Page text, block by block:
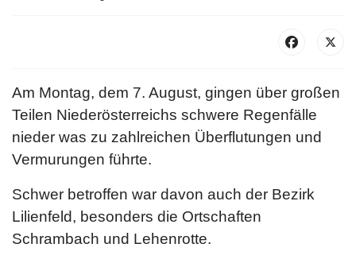
Am Montag, dem 7. August, gingen über großen
Teilen Niederösterreichs schwere Regenfälle
nieder was zu zahlreichen Überflutungen und
Vermurungen führte.
Schwer betroffen war davon auch der Bezirk
Lilienfeld, besonders die Ortschaften
Schrambach und Lehenrotte.